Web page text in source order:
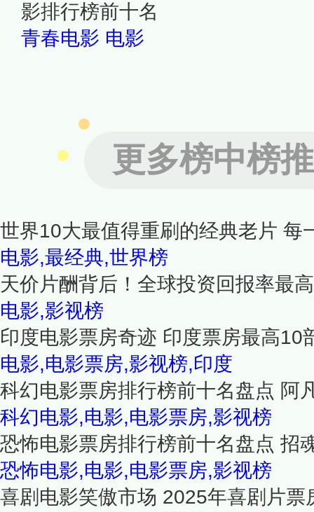
影排行榜前十名
青春电影 电影
更多榜中榜
世界10大最值得重刷的经典老片 每
电影,最经典,世界榜
天价片酬背后！全球投资回报率最
电影,影视榜
印度电影票房奇迹 印度票房最高10
电影,电影票房,影视榜,印度
科幻电影票房排行榜前十名盘点 阿
科幻电影,电影,电影票房,影视榜
恐怖电影票房排行榜前十名盘点 招
恐怖电影,电影,电影票房,影视榜
喜剧电影笑傲市场 2025年喜剧片票